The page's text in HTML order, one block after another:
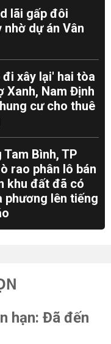
lãi gấp đôi
nhờ dự án Vân
đi xây lại' hai tòa
Xanh, Nam Định
cư cho thuê
Tam Bình, TP
rao phân lô bán
khu đất đã có
phương lên tiếng
hạn: Đã đến